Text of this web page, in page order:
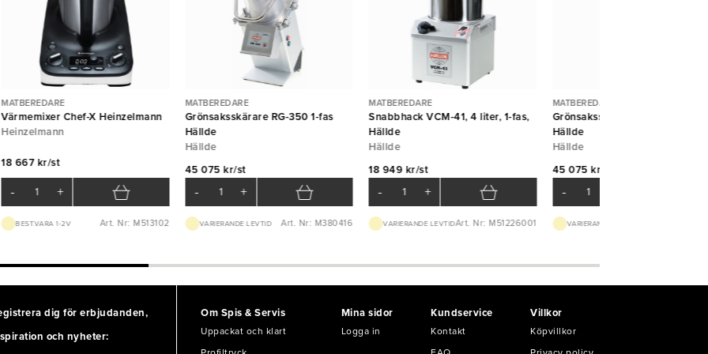
MATBEREDARE
Värmemixer Chef-X Heinzelmann
Heinzelmann
18 667 kr/st
- +
BEST.VARA 1-2V Art. Nr: M513102
MATBEREDARE
Grönsaksskärare RG-350 1-fas
Hällde
Hällde
45 075 kr/st
- +
VARIERANDE LEVTID Art. Nr: M380416
MATBEREDARE
Snabbhack VCM-41, 4 liter, 1-fas,
Hällde
Hällde
18 949 kr/st
- +
VARIERANDE LEVTIDArt. Nr: M51226001
MATBEREDARE
Grönsaksskärare RG-350 3-fas
Hällde
Hällde
45 075 kr/st
-
VARIERANDE LEVTID
dig för erbjudanden,
och nyheter:
Om Spis & Servis
Uppackat och klart
Mina sidor
Logga in
Kundservice
Kontakt
Villkor
Köpvillkor